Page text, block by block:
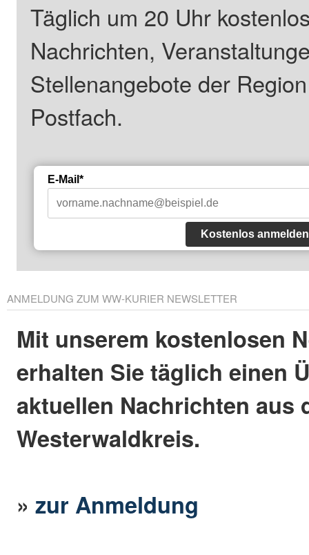
Täglich um 20 Uhr
Nachrichten,
Stellenangebote der
Postfach.
E-Mail*
Kostenlos anmelden
ANMELDUNG ZUM WW-KURIER NEWSLETTER
Mit unserem kostenlosen
erhalten Sie täglich einen
aktuellen Nachrichten aus
Westerwaldkreis.
»zur Anmeldung